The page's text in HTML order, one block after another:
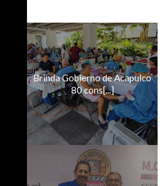
Brinda Gobierno de Acapulco
80 cons[...]